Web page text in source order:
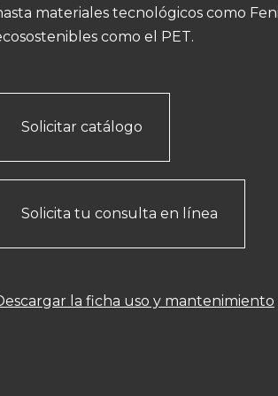
materiales tecnológicos como
como el PET.
Solicitar catálogo
Solicita tu consulta en línea
la ficha uso y mantenimiento